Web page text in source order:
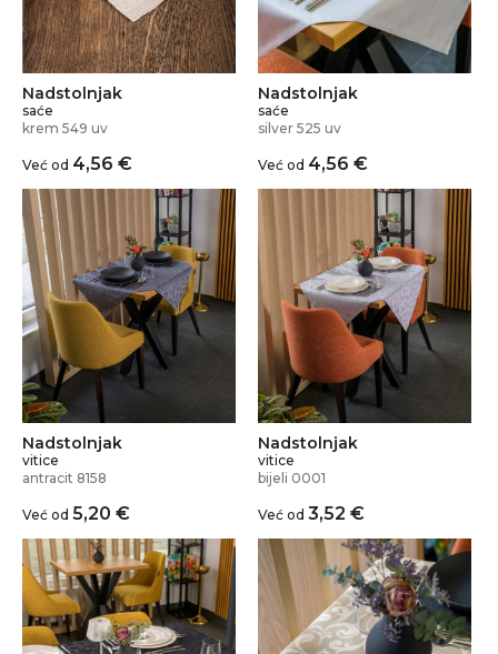
Nadstolnjak
saće
krem 549 uv
Već od 4,56 €
Nadstolnjak
saće
silver 525 uv
Već od 4,56 €
Nadstolnjak
vitice
antracit 8158
Već od 5,20 €
Nadstolnjak
vitice
bijeli 0001
Već od 3,52 €